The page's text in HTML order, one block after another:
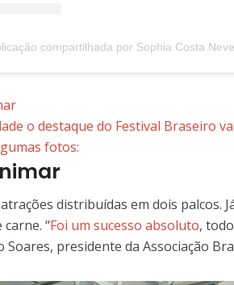
compartilhada por Sophia Costa
o destaque do Festival Braseiro
fotos:
distribuídas em dois palcos.
“Foi um sucesso absoluto,
Soares, presidente da Associação